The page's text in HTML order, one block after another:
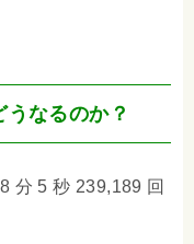
うなるのか？
分 5 秒 239,189 回